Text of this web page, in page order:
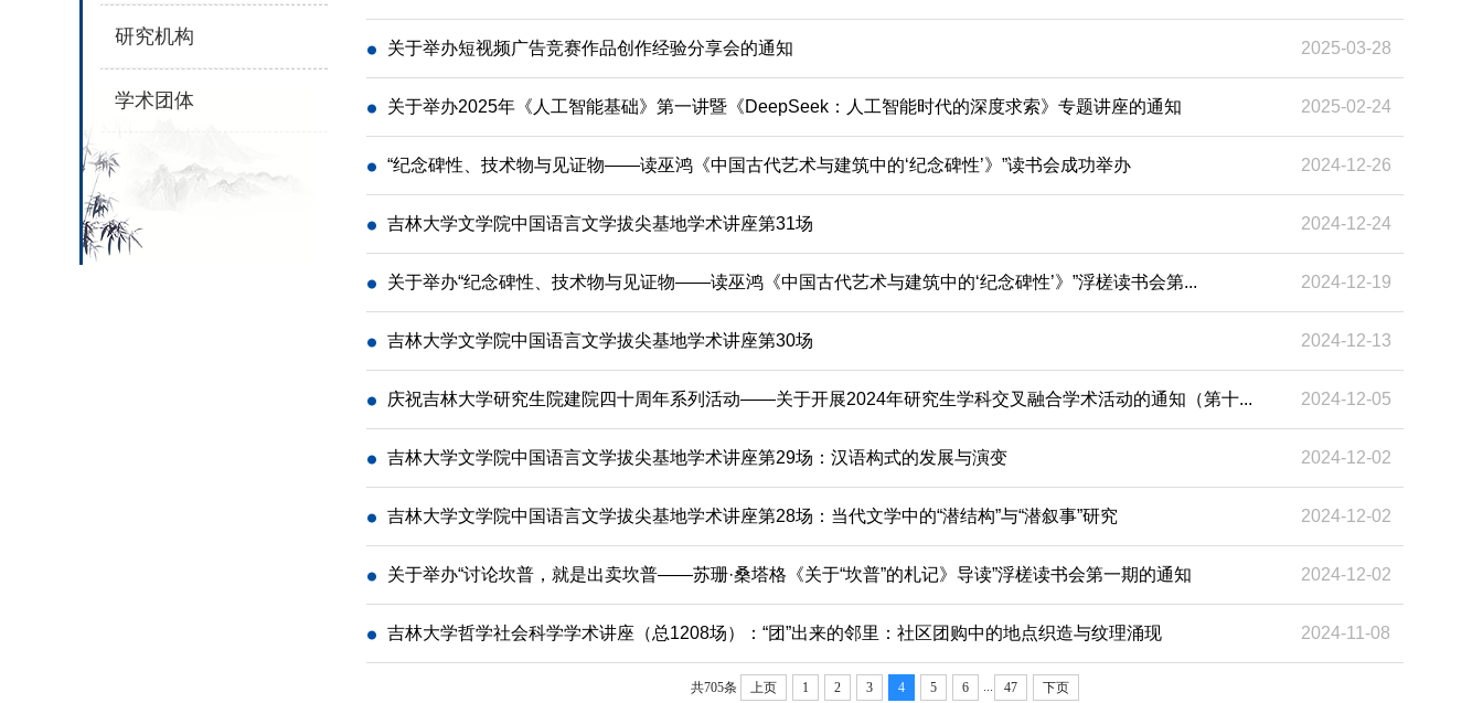
研究机构
学术团体
关于举办短视频广告竞赛作品创作经验分享会的通知 2025-03-28
关于举办2025年《人工智能基础》第一讲暨《DeepSeek：人工智能时代的深度求索》专题讲座的通知 2025-02-24
“纪念碑性、技术物与见证物——读巫鸿《中国古代艺术与建筑中的‘纪念碑性’》”读书会成功举办 2024-12-26
吉林大学文学院中国语言文学拔尖基地学术讲座第31场 2024-12-24
关于举办“纪念碑性、技术物与见证物——读巫鸿《中国古代艺术与建筑中的‘纪念碑性’》”浮槎读书会第... 2024-12-19
吉林大学文学院中国语言文学拔尖基地学术讲座第30场 2024-12-13
庆祝吉林大学研究生院建院四十周年系列活动——关于开展2024年研究生学科交叉融合学术活动的通知（第十... 2024-12-05
吉林大学文学院中国语言文学拔尖基地学术讲座第29场：汉语构式的发展与演变 2024-12-02
吉林大学文学院中国语言文学拔尖基地学术讲座第28场：当代文学中的“潜结构”与“潜叙事”研究 2024-12-02
关于举办“讨论坎普，就是出卖坎普——苏珊·桑塔格《关于“坎普”的札记》导读”浮槎读书会第一期的通知 2024-12-02
吉林大学哲学社会科学学术讲座（总1208场）：“团”出来的邻里：社区团购中的地点织造与纹理涌现 2024-11-08
共705条 上页 1 2 3 4 5 6 47 下页